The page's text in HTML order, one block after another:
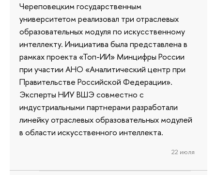
Череповецким государственным
университетом реализовал три отраслевых
образовательных модуля по искусственному
интеллекту. Инициатива была представлена в
рамках проекта «Топ-ИИ» Минцифры России
при участии АНО «Аналитический центр при
Правительстве Российской Федерации».
Эксперты НИУ ВШЭ совместно с
индустриальными партнерами разработали
линейку отраслевых образовательных модулей
в области искусственного интеллекта.
22 июля